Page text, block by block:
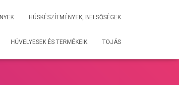
HÚSKÉSZÍTMÉNYEK, BELSŐSÉGEK
HÜVELYESEK ÉS TERMÉKEIK TOJÁS